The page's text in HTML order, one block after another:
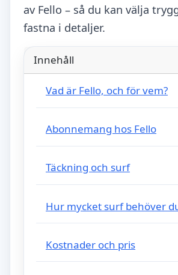
av Fello – så du kan välja
fastna i detaljer.
Innehåll
Vad är Fello, och för vem?
Abonnemang hos Fello
Täckning och surf
Hur mycket surf behöver
Kostnader och pris